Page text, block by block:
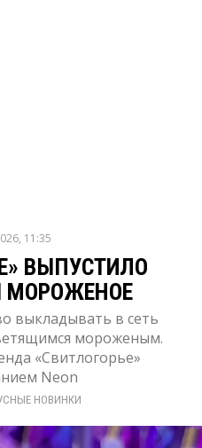
11:35
ВЫПУСТИЛО
МОРОЖЕНОЕ
выкладывать в сеть
мороженым.
«Свитлогорье»
Neon
НОВИНКИ